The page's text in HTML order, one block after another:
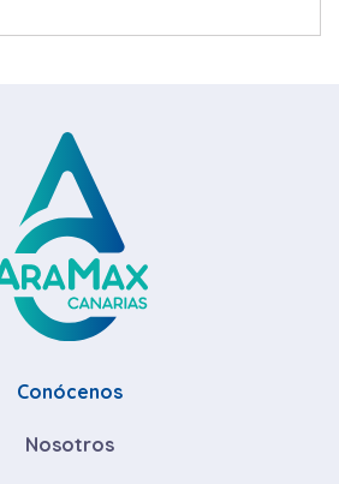
Conócenos
Nosotros